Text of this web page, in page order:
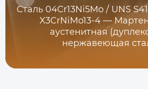
Сталь 04Cr13Ni5Mo / UNS
X3CrNiMo13-4 —
аустенитная
нержавеющая